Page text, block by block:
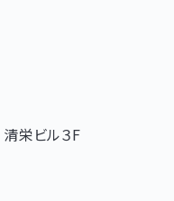
清栄ビル３F